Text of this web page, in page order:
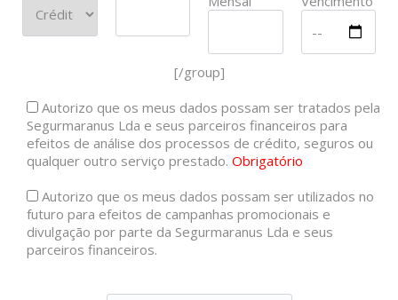
[/group]
Autorizo que os meus dados possam ser tratados pela
Segurmaranus Lda e seus parceiros financeiros para
efeitos de análise dos processos de crédito, seguros ou
qualquer outro serviço prestado. Obrigatório
Autorizo que os meus dados possam ser utilizados no
futuro para efeitos de campanhas promocionais e
divulgação por parte da Segurmaranus Lda e seus
parceiros financeiros.